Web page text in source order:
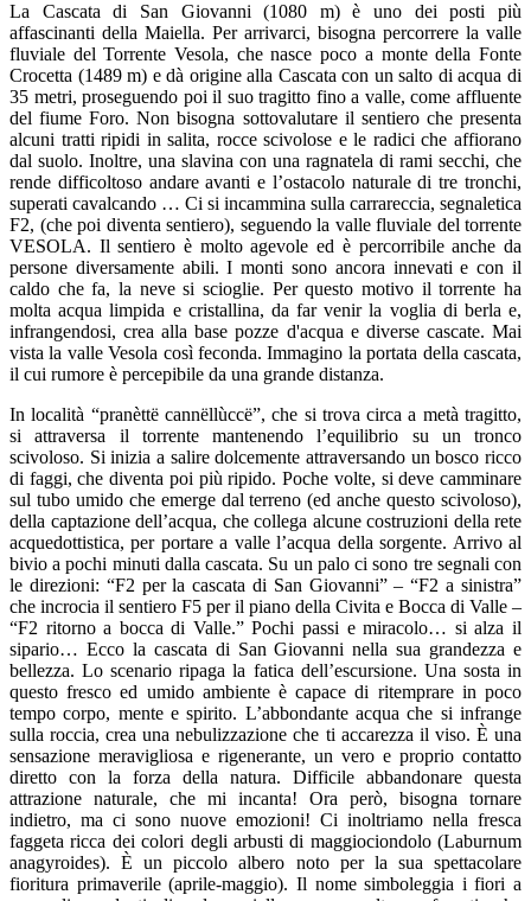
La Cascata di San Giovanni (1080 m) è uno dei posti più
affascinanti della Maiella. Per arrivarci, bisogna percorrere la valle
fluviale del Torrente Vesola, che nasce poco a monte della Fonte
Crocetta (1489 m) e dà origine alla Cascata con un salto di acqua di
35 metri, proseguendo poi il suo tragitto fino a valle, come affluente
del fiume Foro. Non bisogna sottovalutare il sentiero che presenta
alcuni tratti ripidi in salita, rocce scivolose e le radici che affiorano
dal suolo. Inoltre, una slavina con una ragnatela di rami secchi, che
rende difficoltoso andare avanti e l’ostacolo naturale di tre tronchi,
superati cavalcando … Ci si incammina sulla carrareccia, segnaletica
F2, (che poi diventa sentiero), seguendo la valle fluviale del torrente
VESOLA. Il sentiero è molto agevole ed è percorribile anche da
persone diversamente abili. I monti sono ancora innevati e con il
caldo che fa, la neve si scioglie. Per questo motivo il torrente ha
molta acqua limpida e cristallina, da far venir la voglia di berla e,
infrangendosi, crea alla base pozze d'acqua e diverse cascate. Mai
vista la valle Vesola così feconda. Immagino la portata della cascata,
il cui rumore è percepibile da una grande distanza.
In località “pranèttë cannëllùccë”, che si trova circa a metà tragitto,
si attraversa il torrente mantenendo l’equilibrio su un tronco
scivoloso. Si inizia a salire dolcemente attraversando un bosco ricco
di faggi, che diventa poi più ripido. Poche volte, si deve camminare
sul tubo umido che emerge dal terreno (ed anche questo scivoloso),
della captazione dell’acqua, che collega alcune costruzioni della rete
acquedottistica, per portare a valle l’acqua della sorgente. Arrivo al
bivio a pochi minuti dalla cascata. Su un palo ci sono tre segnali con
le direzioni: “F2 per la cascata di San Giovanni” – “F2 a sinistra”
che incrocia il sentiero F5 per il piano della Civita e Bocca di Valle –
“F2 ritorno a bocca di Valle.” Pochi passi e miracolo… si alza il
sipario… Ecco la cascata di San Giovanni nella sua grandezza e
bellezza. Lo scenario ripaga la fatica dell’escursione. Una sosta in
questo fresco ed umido ambiente è capace di ritemprare in poco
tempo corpo, mente e spirito. L’abbondante acqua che si infrange
sulla roccia, crea una nebulizzazione che ti accarezza il viso. È una
sensazione meravigliosa e rigenerante, un vero e proprio contatto
diretto con la forza della natura. Difficile abbandonare questa
attrazione naturale, che mi incanta! Ora però, bisogna tornare
indietro, ma ci sono nuove emozioni! Ci inoltriamo nella fresca
faggeta ricca dei colori degli arbusti di maggiociondolo (Laburnum
anagyroides). È un piccolo albero noto per la sua spettacolare
fioritura primaverile (aprile-maggio). Il nome simboleggia i fiori a